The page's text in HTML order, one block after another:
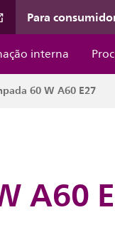
Para
interna
60 W A60 E27
A60